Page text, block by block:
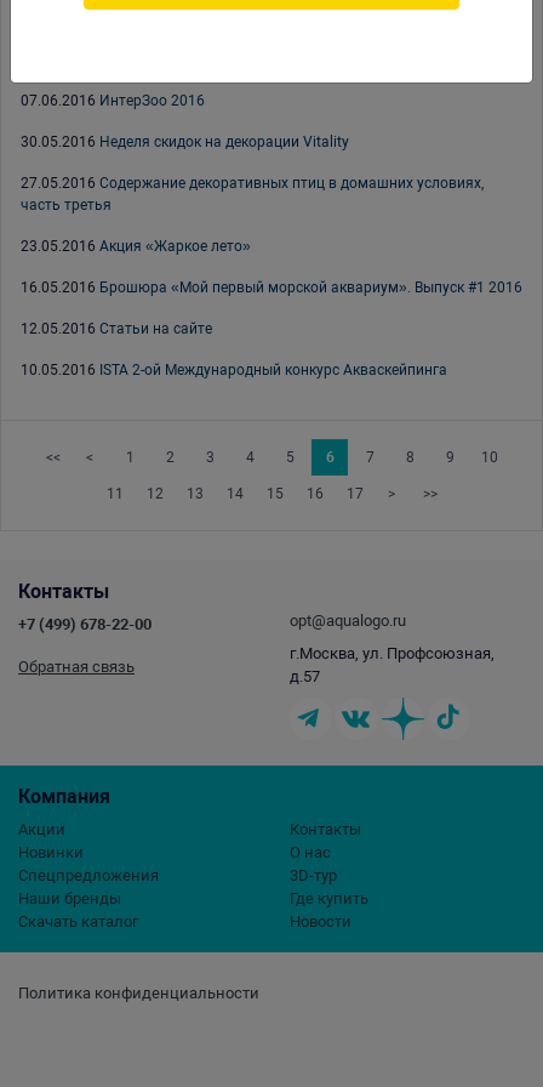
07.06.2016 ИнтерЗоо 2016
30.05.2016 Неделя скидок на декорации Vitality
27.05.2016 Содержание декоративных птиц в домашних условиях,
часть третья
23.05.2016 Акция «Жаркое лето»
16.05.2016 Брошюра «Мой первый морской аквариум». Выпуск #1 2016
12.05.2016 Статьи на сайте
10.05.2016 ISTA 2-ой Международный конкурс Акваскейпинга
<< < 1 2 3 4 5 6 7 8 9 10
11 12 13 14 15 16 17 > >>
Политика конфиденциальности
Компания
Акции
Новинки
Спецпредложения
Наши бренды
Скачать каталог
Контакты
О нас
3D-тур
Где купить
Новости
Контакты
+7 (499) 678-22-00
Обратная связь
opt@aqualogo.ru
г.Москва, ул. Профсоюзная,
д.57